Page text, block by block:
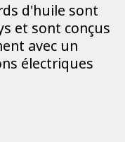
d'huile sont
et sont conçus
avec un
électriques